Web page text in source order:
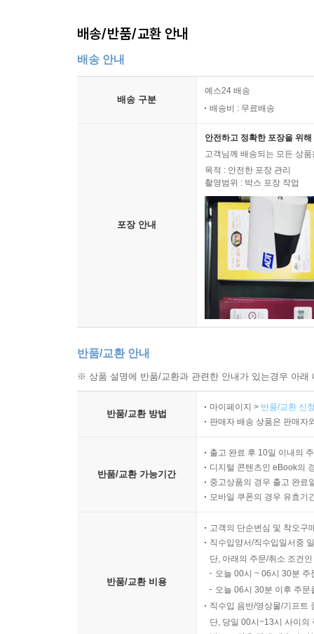
배송/반품/교환 안내
배송 안내
배송 구분
예스24 배송
배송비 : 무료배송
포장 안내
안전하고 정확한 포장을 위
고객님께 배송되는 모든 상
목적 : 안전한 포장 관리
촬영범위 : 박스 포장 작업
반품/교환 안내
※ 상품 설명에 반품/교환과 관련한 안내가 있는경우 아
반품/교환 방법
마이페이지 > 반품/교환 신
판매자 배송 상품은 판매자
반품/교환 가능기간
출고 완료 후 10일 이내의
디지털 콘텐츠인 eBook의
중고상품의 경우 출고 완료
모바일 쿠폰의 경우 유효기
반품/교환 비용
고객의 단순변심 및 착오구
직수입양서/직수입일서중
단, 아래의 주문/취소 조건
오늘 00시 ~ 06시 30분
오늘 06시 30분 이후 주
직수입 음반/영상물/기프트
단, 당일 00시~13시 사이의